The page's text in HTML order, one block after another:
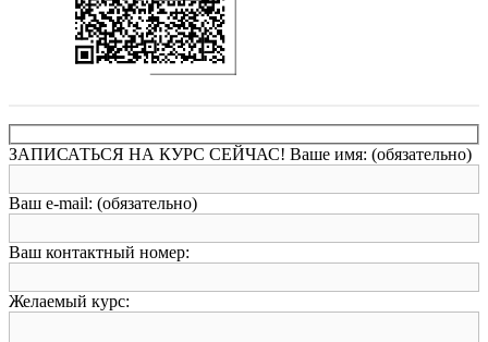
ЗАПИСАТЬСЯ НА КУРС СЕЙЧАС! Ваше имя: (обязательно)
Ваш e-mail: (обязательно)
Ваш контактный номер:
Желаемый курс: